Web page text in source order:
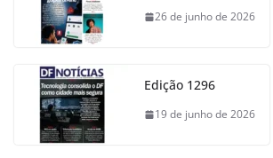
26 de junho de 2026
Edição 1296
19 de junho de 2026